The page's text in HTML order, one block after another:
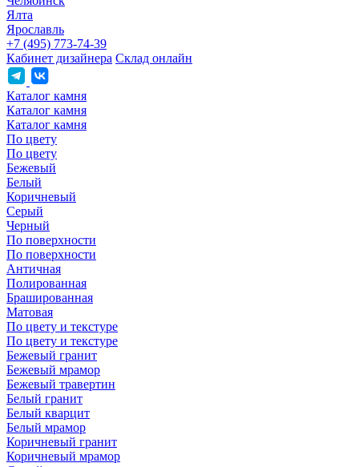
Ялта
Ярославль
+7 (495) 773-74-39
Кабинет дизайнера Склад онлайн
Каталог камня
Каталог камня
Каталог камня
По цвету
По цвету
Бежевый
Белый
Коричневый
Серый
Черный
По поверхности
По поверхности
Античная
Полированная
Брашированная
Матовая
По цвету и текстуре
По цвету и текстуре
Бежевый гранит
Бежевый мрамор
Бежевый травертин
Белый гранит
Белый кварцит
Белый мрамор
Коричневый гранит
Коричневый мрамор